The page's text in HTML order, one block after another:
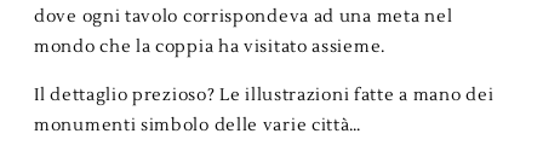
dove ogni tavolo corrispondeva ad una meta nel
mondo che la coppia ha visitato assieme.
Il dettaglio prezioso? Le illustrazioni fatte a mano dei
monumenti simbolo delle varie città…